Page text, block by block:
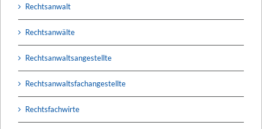
Rechtsanwalt
Rechtsanwälte
Rechtsanwaltsangestellte
Rechtsanwaltsfachangestellte
Rechtsfachwirte